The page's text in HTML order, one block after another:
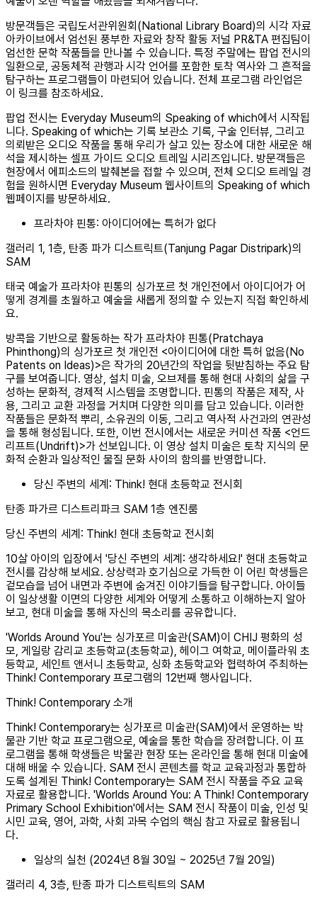
방문객들은 국립도서관위원회(National Library Board)의 시각 자료
아카이브에서 엄선된 풍부한 자료와 창작 활동 저널 PR&TA 편집팀이
엄선한 문학 작품들을 만나볼 수 있습니다. 특정 주말에는 팝업 전시의
일환으로, 공동체적 관행과 시각 언어를 포함한 토착 역사와 그 흔적을
탐구하는 프로그램들이 마련되어 있습니다. 전체 프로그램 라인업은
이 링크를 참조하세요.
팝업 전시는 Everyday Museum의 Speaking of which에서 시작됩
니다. Speaking of which는 기록 보관소 기록, 구술 인터뷰, 그리고
의뢰받은 오디오 작품을 통해 우리가 살고 있는 장소에 대한 새로운 해
석을 제시하는 셀프 가이드 오디오 트레일 시리즈입니다. 방문객들은
현장에서 에피소드의 발췌본을 접할 수 있으며, 전체 오디오 트레일 경
험을 원하시면 Everyday Museum 웹사이트의 Speaking of which
웹페이지를 방문하세요.
프라차야 핀통: 아이디어에는 특허가 없다
갤러리 1, 1층, 탄종 파가 디스트릭트(Tanjung Pagar Distripark)의
SAM
태국 예술가 프라차야 핀통의 싱가포르 첫 개인전에서 아이디어가 어
떻게 경계를 초월하고 예술을 새롭게 정의할 수 있는지 직접 확인하세
요.
방콕을 기반으로 활동하는 작가 프라차야 핀통(Pratchaya
Phinthong)의 싱가포르 첫 개인전 <아이디어에 대한 특허 없음(No
Patents on Ideas)>은 작가의 20년간의 작업을 뒷받침하는 주요 탐
구를 보여줍니다. 영상, 설치 미술, 오브제를 통해 현대 사회의 삶을 구
성하는 문화적, 경제적 시스템을 조명합니다. 핀통의 작품은 제작, 사
용, 그리고 교환 과정을 거치며 다양한 의미를 담고 있습니다. 이러한
작품들은 문화적 뿌리, 소유권의 이동, 그리고 역사적 사건과의 연관성
을 통해 형성됩니다. 또한, 이번 전시에서는 새로운 커미션 작품 <언드
리프트(Undrift)>가 선보입니다. 이 영상 설치 미술은 토착 지식의 문
화적 순환과 일상적인 물질 문화 사이의 함의를 반영합니다.
당신 주변의 세계: Think! 현대 초등학교 전시회
탄종 파가르 디스트리파크 SAM 1층 엔진룸
당신 주변의 세계: Think! 현대 초등학교 전시회
10살 아이의 입장에서 '당신 주변의 세계: 생각하세요!' 현대 초등학교
전시를 감상해 보세요. 상상력과 호기심으로 가득한 이 어린 학생들은
겉모습을 넘어 내면과 주변에 숨겨진 이야기들을 탐구합니다. 아이들
이 일상생활 이면의 다양한 세계와 어떻게 소통하고 이해하는지 알아
보고, 현대 미술을 통해 자신의 목소리를 공유합니다.
'Worlds Around You'는 싱가포르 미술관(SAM)이 CHIJ 평화의 성
모, 게일랑 감리교 초등학교(초등학교), 헤이그 여학교, 메이플라워 초
등학교, 세인트 앤서니 초등학교, 싱화 초등학교와 협력하여 주최하는
Think! Contemporary 프로그램의 12번째 행사입니다.
Think! Contemporary 소개
Think! Contemporary는 싱가포르 미술관(SAM)에서 운영하는 박
물관 기반 학교 프로그램으로, 예술을 통한 학습을 장려합니다. 이 프
로그램을 통해 학생들은 박물관 현장 또는 온라인을 통해 현대 미술에
대해 배울 수 있습니다. SAM 전시 콘텐츠를 학교 교육과정과 통합하
도록 설계된 Think! Contemporary는 SAM 전시 작품을 주요 교육
자료로 활용합니다. 'Worlds Around You: A Think! Contemporary
Primary School Exhibition'에서는 SAM 전시 작품이 미술, 인성 및
시민 교육, 영어, 과학, 사회 과목 수업의 핵심 참고 자료로 활용됩니
다.
일상의 실천 (2024년 8월 30일 ~ 2025년 7월 20일)
갤러리 4, 3층, 탄종 파가 디스트릭트의 SAM